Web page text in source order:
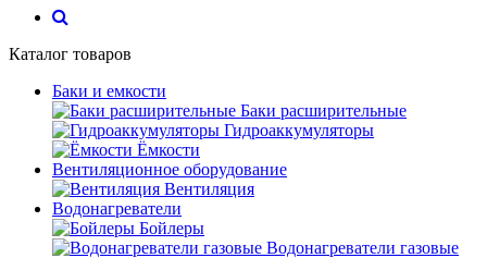
Каталог товаров
Баки и емкости
Баки расширительные
Гидроаккумуляторы
Ёмкости
Вентиляционное оборудование
Вентиляция
Водонагреватели
Бойлеры
Водонагреватели газовые